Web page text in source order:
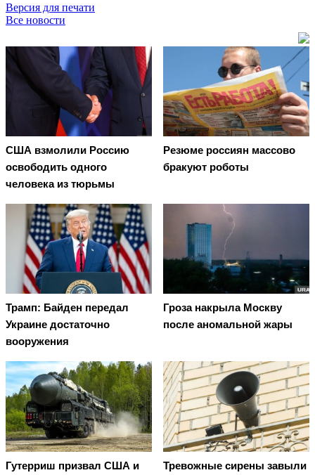
Версия для печати
Все новости
США взмолили Россию
освободить одного
человека из тюрьмы
Резюме россиян массово
бракуют роботы
Трамп: Байден передал
Украине достаточно
вооружения
Гроза накрыла Москву
после аномальной жары
Гутерриш призвал США и Тревожные сирены завыли